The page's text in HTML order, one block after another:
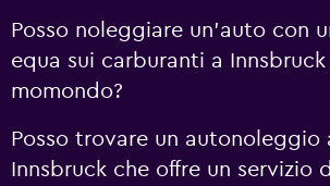
Posso noleggiare un'auto con
equa sui carburanti a Innsbruck
momondo?
Posso trovare un autonoleggio
Innsbruck che offre un servizio